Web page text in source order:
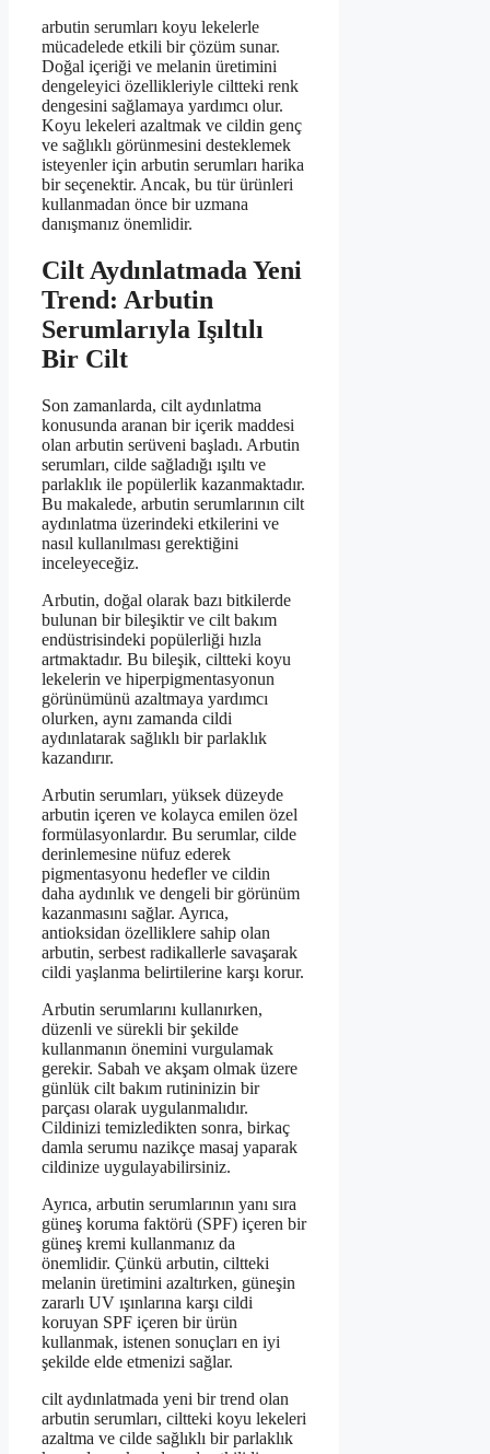
arbutin serumları koyu lekelerle
mücadelede etkili bir çözüm sunar.
Doğal içeriği ve melanin üretimini
dengeleyici özellikleriyle ciltteki renk
dengesini sağlamaya yardımcı olur.
Koyu lekeleri azaltmak ve cildin genç
ve sağlıklı görünmesini desteklemek
isteyenler için arbutin serumları harika
bir seçenektir. Ancak, bu tür ürünleri
kullanmadan önce bir uzmana
danışmanız önemlidir.
Cilt Aydınlatmada Yeni
Trend: Arbutin
Serumlarıyla Işıltılı
Bir Cilt
Son zamanlarda, cilt aydınlatma
konusunda aranan bir içerik maddesi
olan arbutin serüveni başladı. Arbutin
serumları, cilde sağladığı ışıltı ve
parlaklık ile popülerlik kazanmaktadır.
Bu makalede, arbutin serumlarının cilt
aydınlatma üzerindeki etkilerini ve
nasıl kullanılması gerektiğini
inceleyeceğiz.
Arbutin, doğal olarak bazı bitkilerde
bulunan bir bileşiktir ve cilt bakım
endüstrisindeki popülerliği hızla
artmaktadır. Bu bileşik, ciltteki koyu
lekelerin ve hiperpigmentasyonun
görünümünü azaltmaya yardımcı
olurken, aynı zamanda cildi
aydınlatarak sağlıklı bir parlaklık
kazandırır.
Arbutin serumları, yüksek düzeyde
arbutin içeren ve kolayca emilen özel
formülasyonlardır. Bu serumlar, cilde
derinlemesine nüfuz ederek
pigmentasyonu hedefler ve cildin
daha aydınlık ve dengeli bir görünüm
kazanmasını sağlar. Ayrıca,
antioksidan özelliklere sahip olan
arbutin, serbest radikallerle savaşarak
cildi yaşlanma belirtilerine karşı korur.
Arbutin serumlarını kullanırken,
düzenli ve sürekli bir şekilde
kullanmanın önemini vurgulamak
gerekir. Sabah ve akşam olmak üzere
günlük cilt bakım rutininizin bir
parçası olarak uygulanmalıdır.
Cildinizi temizledikten sonra, birkaç
damla serumu nazikçe masaj yaparak
cildinize uygulayabilirsiniz.
Ayrıca, arbutin serumlarının yanı sıra
güneş koruma faktörü (SPF) içeren bir
güneş kremi kullanmanız da
önemlidir. Çünkü arbutin, ciltteki
melanin üretimini azaltırken, güneşin
zararlı UV ışınlarına karşı cildi
koruyan SPF içeren bir ürün
kullanmak, istenen sonuçları en iyi
şekilde elde etmenizi sağlar.
cilt aydınlatmada yeni bir trend olan
arbutin serumları, ciltteki koyu lekeleri
azaltma ve cilde sağlıklı bir parlaklık